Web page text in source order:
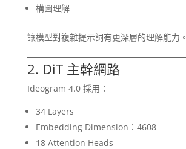
構圖理解
讓模型對複雜提示詞有更深層的理解能力。
2. DiT 主幹網路
Ideogram 4.0 採用：
34 Layers
Embedding Dimension：4608
18 Attention Heads